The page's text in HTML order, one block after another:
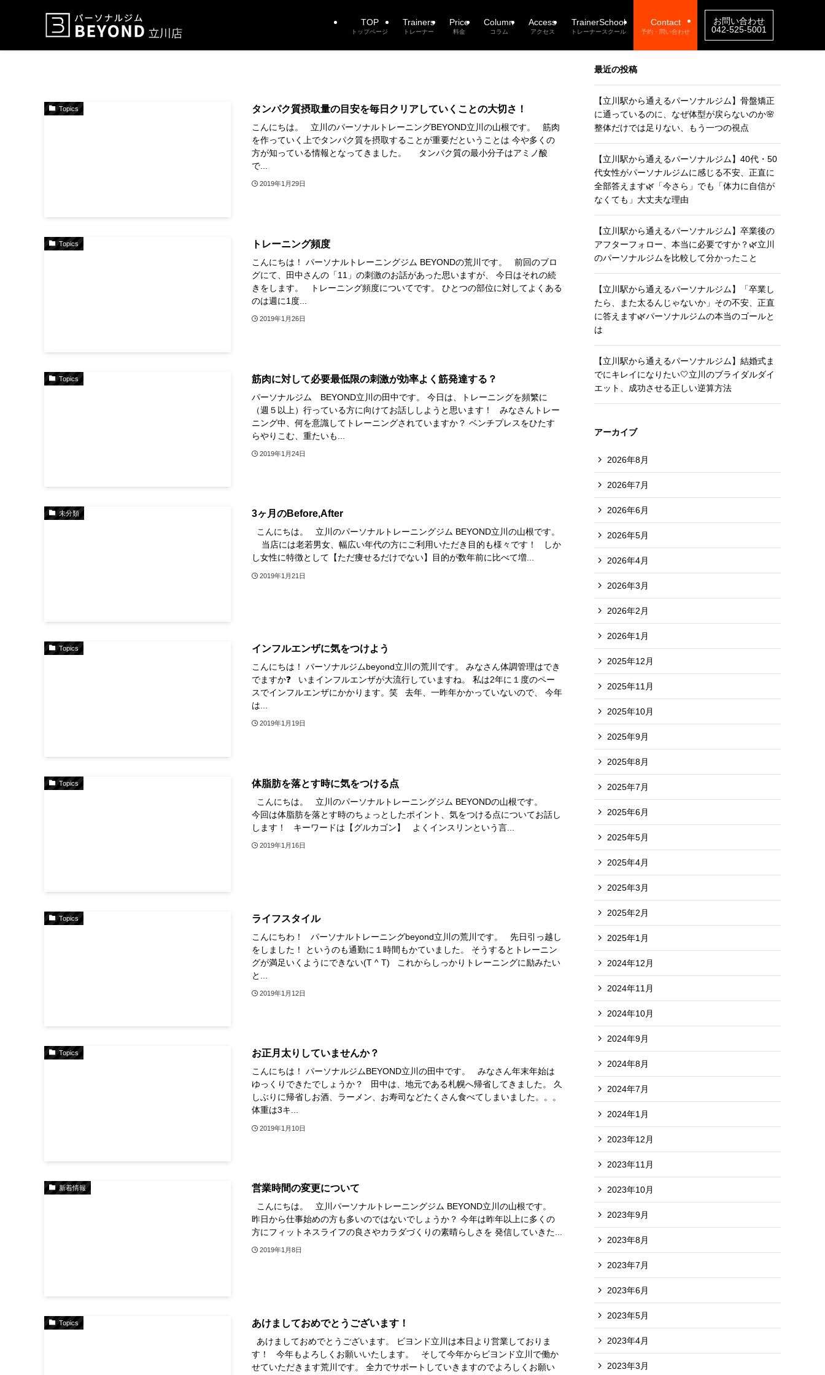
TOP
トップページ
Trainers
トレーナー
Price
料金
Column
コラム
Access
アクセス
TrainerSchool
トレーナースクール
Contact
予約・問い合わせ
お問い合わせ
042-525-5001
Topics タンパク質摂取量の目安を毎日クリアしていくことの大切さ！
こんにちは。 立川のパーソナルトレーニングBEYOND立川の山根です。 筋肉
を作っていく上でタンパク質を摂取することが重要だということは 今や多くの
方が知っている情報となってきました。 タンパク質の最小分子はアミノ酸
で...
2019年1月29日
Topics トレーニング頻度
こんにちは！ パーソナルトレーニングジム BEYONDの荒川です。 前回のブロ
グにて、田中さんの「11」の刺激のお話があった思いますが、 今日はそれの続
きをします。 トレーニング頻度についてです。 ひとつの部位に対してよくある
のは週に1度...
2019年1月26日
Topics 筋肉に対して必要最低限の刺激が効率よく筋発達する？
パーソナルジム BEYOND立川の田中です。 今日は、トレーニングを頻繁に
（週５以上）行っている方に向けてお話ししようと思います！ みなさんトレー
ニング中、何を意識してトレーニングされていますか？ ベンチプレスをひたす
らやりこむ、重たいも...
2019年1月24日
未分類 3ヶ月のBefore,After
こんにちは。 立川のパーソナルトレーニングジム BEYOND立川の山根です。
当店には老若男女、幅広い年代の方にご利用いただき目的も様々です！ しか
し女性に特徴として【ただ痩せるだけでない】目的が数年前に比べて増...
2019年1月21日
Topics インフルエンザに気をつけよう
こんにちは！ パーソナルジムbeyond立川の荒川です。 みなさん体調管理はでき
でますか❓ いまインフルエンザが大流行していますね。 私は2年に１度のペー
スでインフルエンザにかかります。笑 去年、一昨年かかっていないので、 今年
は...
2019年1月19日
Topics 体脂肪を落とす時に気をつける点
こんにちは。 立川のパーソナルトレーニングジム BEYONDの山根です。
今回は体脂肪を落とす時のちょっとしたポイント、気をつける点についてお話し
します！ キーワードは【グルカゴン】 よくインスリンという言...
2019年1月16日
Topics ライフスタイル
こんにちわ！ パーソナルトレーニングbeyond立川の荒川です。 先日引っ越し
をしました！ というのも通勤に１時間もかていました。 そうするとトレーニン
グが満足いくようにできない(T ^ T) これからしっかりトレーニングに励みたい
と...
2019年1月12日
Topics お正月太りしていませんか？
こんにちは！ パーソナルジムBEYOND立川の田中です。 みなさん年末年始は
ゆっくりできたでしょうか？ 田中は、地元である札幌へ帰省してきました。 久
しぶりに帰省しお酒、ラーメン、お寿司などたくさん食べてしまいました。。。
体重は3キ...
2019年1月10日
新着情報 営業時間の変更について
こんにちは。 立川パーソナルトレーニングジム BEYOND立川の山根です。
昨日から仕事始めの方も多いのではないでしょうか？ 今年は昨年以上に多くの
方にフィットネスライフの良さやカラダづくりの素晴らしさを 発信していきた...
2019年1月8日
Topics あけましておめでとうございます！
あけましておめでとうございます。 ビヨンド立川は本日より営業しておりま
す！ 今年もよろしくお願いいたします。 そして今年からビヨンド立川で働か
せていただきます荒川です。 全力でサポートしていきますのでよろしくお願い
最近の投稿
【立川駅から通えるパーソナルジム】骨盤矯正
に通っているのに、なぜ体型が戻らないのか🌸
整体だけでは足りない、もう一つの視点
【立川駅から通えるパーソナルジム】40代・50
代女性がパーソナルジムに感じる不安、正直に
全部答えます🌿「今さら」でも「体力に自信が
なくても」大丈夫な理由
【立川駅から通えるパーソナルジム】卒業後の
アフターフォロー、本当に必要ですか？🌿立川
のパーソナルジムを比較して分かったこと
【立川駅から通えるパーソナルジム】「卒業し
たら、また太るんじゃないか」その不安、正直
に答えます🌿パーソナルジムの本当のゴールと
は
【立川駅から通えるパーソナルジム】結婚式ま
でにキレイになりたい🤍立川のブライダルダイ
エット、成功させる正しい逆算方法
アーカイブ
2026年8月
2026年7月
2026年6月
2026年5月
2026年4月
2026年3月
2026年2月
2026年1月
2025年12月
2025年11月
2025年10月
2025年9月
2025年8月
2025年7月
2025年6月
2025年5月
2025年4月
2025年3月
2025年2月
2025年1月
2024年12月
2024年11月
2024年10月
2024年9月
2024年8月
2024年7月
2024年1月
2023年12月
2023年11月
2023年10月
2023年9月
2023年8月
2023年7月
2023年6月
2023年5月
2023年4月
2023年3月